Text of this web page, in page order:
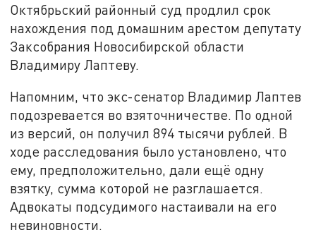
Октябрьский районный суд продлил срок
нахождения под домашним арестом депутату
Заксобрания Новосибирской области
Владимиру Лаптеву.
Напомним, что экс-сенатор Владимир Лаптев
подозревается во взяточничестве. По одной
из версий, он получил 894 тысячи рублей. В
ходе расследования было установлено, что
ему, предположительно, дали ещё одну
взятку, сумма которой не разглашается.
Адвокаты подсудимого настаивали на его
невиновности.